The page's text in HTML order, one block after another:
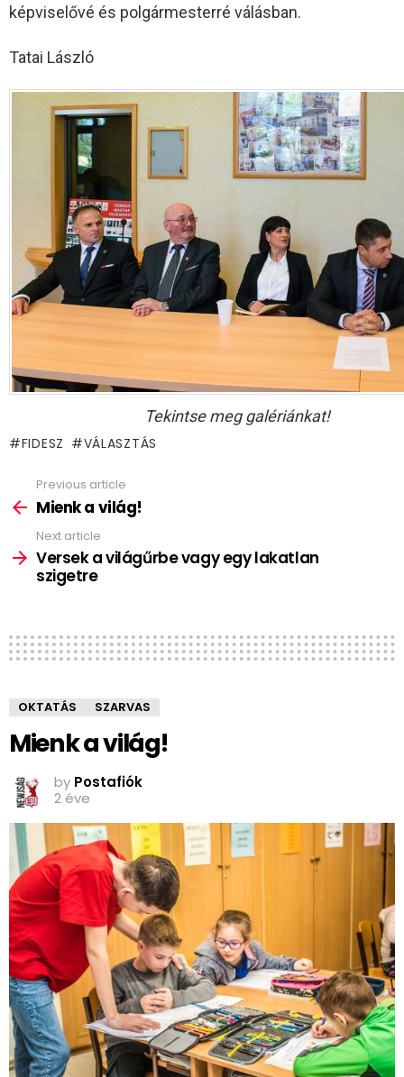
képviselővé és polgármesterré válásban.
Tatai László
Tekintse meg galériánkat!
FIDESZ VÁLASZTÁS
more
Previous article
Mienk a világ!
Next article
Versek a világűrbe vagy egy lakatlan
szigetre
OKTATÁS SZARVAS
Mienk a világ!
by Postafiók
2 éve